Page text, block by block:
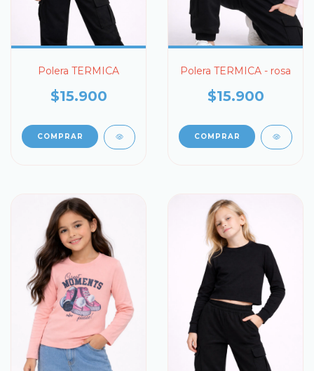
Polera TERMICA
$15.900
COMPRAR
Polera TERMICA - rosa
$15.900
COMPRAR